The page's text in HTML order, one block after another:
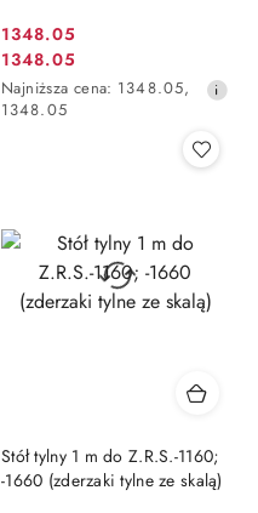
Cena
promocyjna:
1348.05
Cena
promocyjna:
1348.05
Najniższa
cena
Najniższa cena: 1348.05,
1348.05
Stół tylny 1 m do Z.R.S.-1160;
-1660 (zderzaki tylne ze skalą)